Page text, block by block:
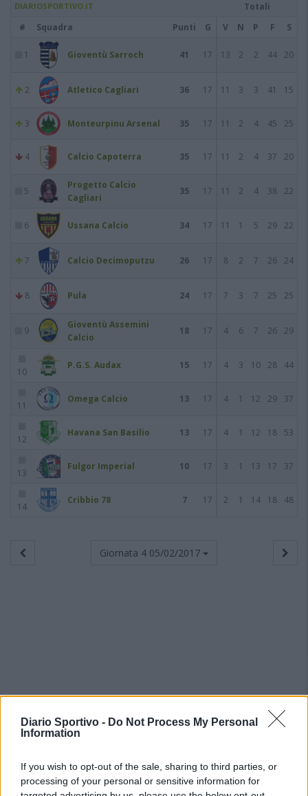
Diario Sportivo - Do Not Process My Personal
Information
If you wish to opt-out of the sale, sharing to third parties, or
processing of your personal or sensitive information for
DIARIOSPORTIVO.IT
Totali
#
Squadra Punti G V N P F S
1 Gioventù Sarroch 41 17 13 2 2 44 20
2 Atletico Cagliari 36 17 11 3 3 41 15
3 Monteurpinu Arsenal 35 17 11 2 4 45 25
4 Calcio Capoterra 35 17 11 2 4 37 20
5
Progetto Calcio
Cagliari
35 17 11 2 4 38 22
6 Ussana Calcio 34 17 11 1 5 29 22
7 Calcio Decimoputzu 26 17 8 2 7 26 24
8 Pula 24 17 7 3 7 25 25
9
Gioventù Assemini
Calcio
18 17 4 6 7 26 29
10
P.G.S. Audax 15 17 4 3 10 28 44
11
Omega Calcio 13 17 4 1 12 29 37
12
Havana San Basilio 13 17 4 1 12 18 53
13
Fulgor Imperial 10 17 3 1 13 17 37
14
Cribbio 78 7 17 2 1 14 18 48
Giornata 4 05/02/2017